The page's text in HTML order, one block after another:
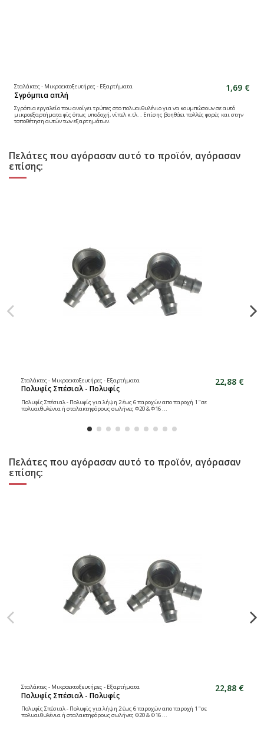
Σταλάκτες - Μικροεκτοξευτήρες - Εξαρτήματα
Σγρόμπια απλή
1,69 €
Σγρόπια εργαλείο που ανοίγει τρύπες στο πολυαιθυλένιο για να κουμπώσουν σε αυτό
μικροεξαρτήματα φίς όπως υποδοχή, νίπελ κ.τλ. . Επίσης βοηθάει πολλές φορές και στην
τοποθέτηση αυτών των εξαρτημάτων.
Πελάτες που αγόρασαν αυτό το προϊόν, αγόρασαν
επίσης:
Σταλάκτες - Μικροεκτοξευτήρες - Εξαρτήματα
Πολυφίς Σπέσιαλ - Πολυφίς
22,88 €
Πολυφίς Σπέσιαλ - Πολυφίς για λήψη 2 έως 6 παροχών απο παροχή 1 "σε
πολυαιθυλένια ή σταλακτηφόρους σωλήνες Φ20 & Φ16 ...
Πελάτες που αγόρασαν αυτό το προϊόν, αγόρασαν
επίσης:
Σταλάκτες - Μικροεκτοξευτήρες - Εξαρτήματα
Πολυφίς Σπέσιαλ - Πολυφίς
22,88 €
Πολυφίς Σπέσιαλ - Πολυφίς για λήψη 2 έως 6 παροχών απο παροχή 1 "σε
πολυαιθυλένια ή σταλακτηφόρους σωλήνες Φ20 & Φ16 ...